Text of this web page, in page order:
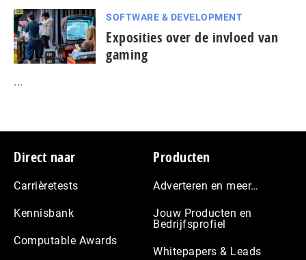
SOFTWARE & DEVELOPMENT
Exposities over de invloed van
gaming
...
Footer
Direct naar
Carrièretests
Kennisbank
Computable Awards
Producten
Adverteren en meer…
Jouw Producten en
Bedrijfsprofiel
Whitepapers & Leads